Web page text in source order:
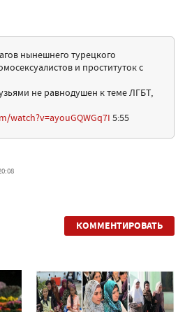
нынешнего турецкого
и проституток с
не равнодушен к теме ЛГБТ,
watch?v=ayouGQWGq7I 5:55
КОММЕНТИРОВАТЬ